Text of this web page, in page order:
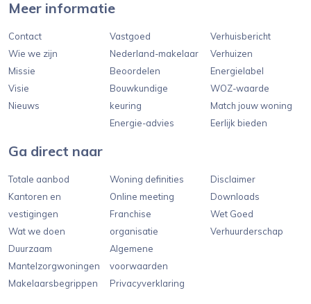
Meer informatie
Contact
Wie we zijn
Missie
Visie
Nieuws
Vastgoed
Nederland-makelaar
Beoordelen
Bouwkundige
keuring
Energie-advies
Verhuisbericht
Verhuizen
Energielabel
WOZ-waarde
Match jouw woning
Eerlijk bieden
Ga direct naar
Totale aanbod
Kantoren en
vestigingen
Wat we doen
Duurzaam
Mantelzorgwoningen
Makelaarsbegrippen
Woning definities
Online meeting
Franchise
organisatie
Algemene
voorwaarden
Privacyverklaring
Disclaimer
Downloads
Wet Goed
Verhuurderschap